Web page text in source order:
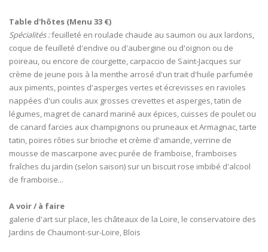
Table d'hôtes (Menu 33 €)
Spécialités :feuilleté en roulade chaude au saumon ou aux lardons,
coque de feuilleté d'endive ou d'aubergine ou d'oignon ou de
poireau, ou encore de courgette, carpaccio de Saint-Jacques sur
crème de jeune pois à la menthe arrosé d'un trait d'huile parfumée
aux piments, pointes d'asperges vertes et écrevisses en ravioles
nappées d'un coulis aux grosses crevettes et asperges, tatin de
légumes, magret de canard mariné aux épices, cuisses de poulet ou
de canard farcies aux champignons ou pruneaux et Armagnac, tarte
tatin, poires rôties sur brioche et crème d'amande, verrine de
mousse de mascarpone avec purée de framboise, framboises
fraîches du jardin (selon saison) sur un biscuit rose imbibé d'alcool
de framboise...
A voir / à faire
galerie d'art sur place, les châteaux de la Loire, le conservatoire des
Jardins de Chaumont-sur-Loire, Blois